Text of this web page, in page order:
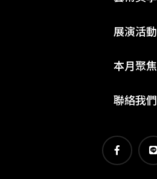
展演活動
本月聚焦
聯絡我們